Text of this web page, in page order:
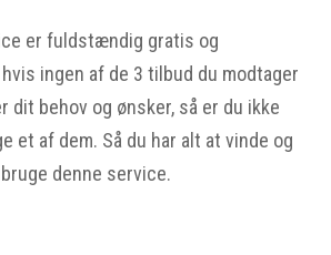
er fuldstændig gratis og
ingen af de 3 tilbud du modtager
dit behov og ønsker, så er du ikke
et af dem. Så du har alt at vinde og
denne service.